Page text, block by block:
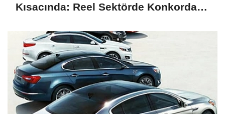
Kısacında: Reel Sektörde Konkordato